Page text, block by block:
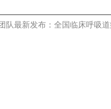
队最新发布：全国临床呼吸道